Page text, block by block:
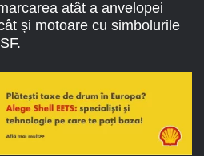
atât a anvelopei
și motoare cu simbolurile